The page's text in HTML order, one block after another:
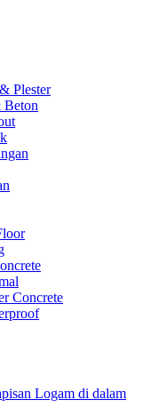
Plester
Beton
Concrete
Logam di dalam